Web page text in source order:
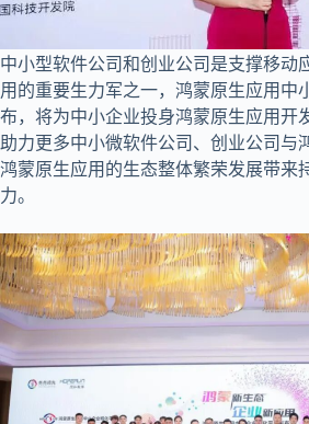
中小型软件公司和创业公司是支撑移动
用的重要生力军之一，鸿蒙原生应用中
布，将为中小企业投身鸿蒙原生应用开
助力更多中小微软件公司、创业公司与
鸿蒙原生应用的生态整体繁荣发展带来
力。